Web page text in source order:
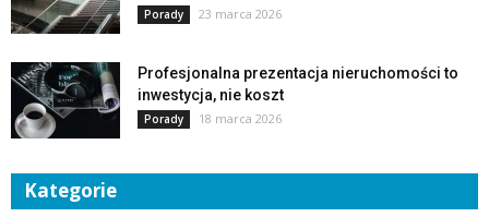
Porady 23 marca 2026
Profesjonalna prezentacja nieruchomości to
inwestycja, nie koszt
Porady 18 marca 2026
Kategorie